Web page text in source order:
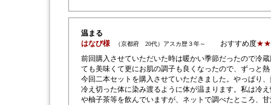
温まる
はなび様
（京都府 20代）アスカ歴３年～ おすすめ度
前回購入させていただいた時は暖かい季節だったので冷
ても美味くて更にお肌の調子も良くなったので、ずっと
今回二本セットを購入させていただきました。やっぱり
冷え切った体に染み渡るように体が温まります。私は冷
や柚子茶等を飲んでいますが、ネットで調べたところ、